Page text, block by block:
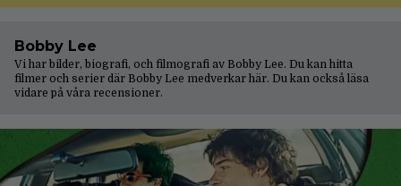
Bobby Lee
Vi har bilder, biografi, och filmografi av Bobby Lee. Du kan hitta
filmer och serier där Bobby Lee medverkar här. Du kan också läsa
vidare på våra recensioner.